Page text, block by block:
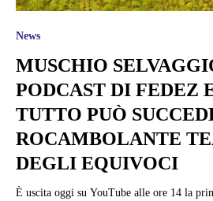
News
MUSCHIO
PODCAST DI FEDEZ
TUTTO PUÒ
ROCAMBOLANTE
DEGLI EQUIVOCI
È uscita oggi su YouTube alle ore 14 la